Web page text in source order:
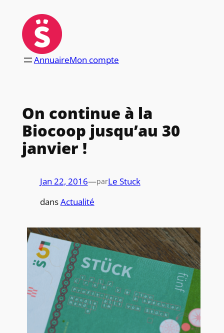
contenu
AnnuaireMon compte
On continue à la
Biocoop jusqu’au 30
janvier !
Jan 22, 2016—parLe Stuck
dansActualité